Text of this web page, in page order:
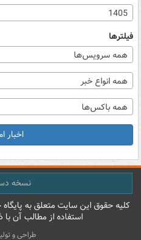
1405
فیلترها
همه سرویس‌ها
همه انواع خبر
همه باکس‌ها
اخبار
نسخه
کليه حقوق اين سايت متعلق به
استفاده از مطالب آن با
طراحی و